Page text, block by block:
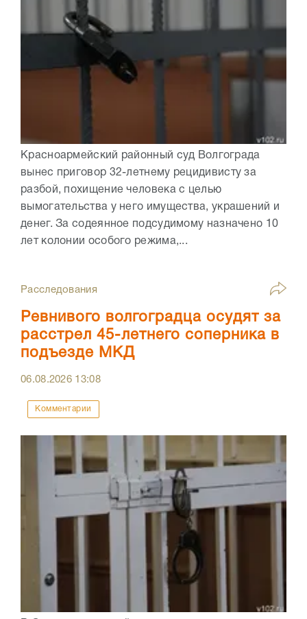
Красноармейский районный суд Волгограда
вынес приговор 32-летнему рецидивисту за
разбой, похищение человека с целью
вымогательства у него имущества, украшений и
денег. За содеянное подсудимому назначено 10
лет колонии особого режима,...
Расследования
Ревнивого волгоградца осудят за
расстрел 45-летнего соперника в
подъезде МКД
06.08.2026 13:08
Комментарии